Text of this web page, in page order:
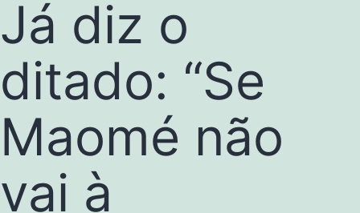
Já diz o
ditado: “Se
Maomé não
vai à